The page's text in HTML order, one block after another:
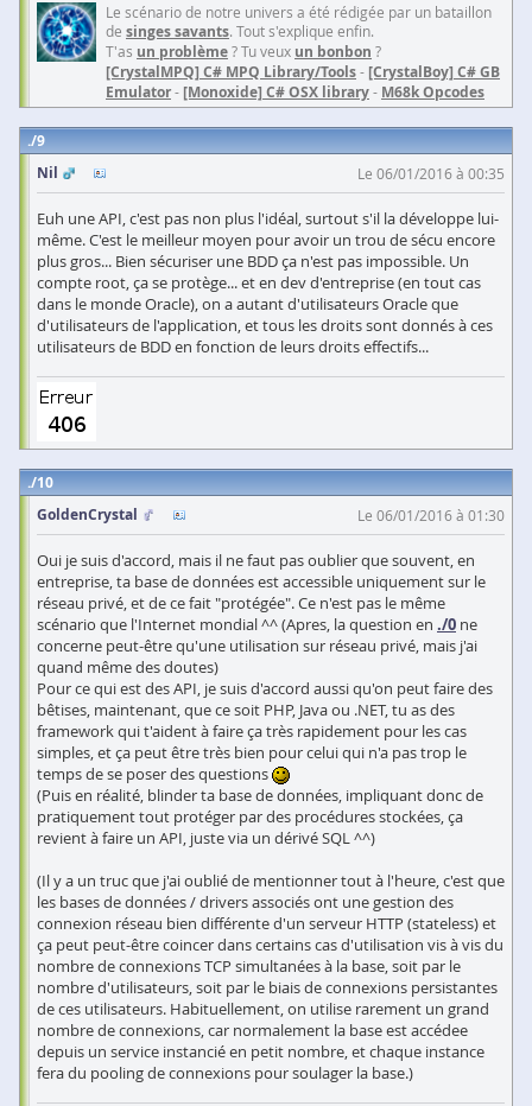
Le scénario de notre univers a été rédigée par un bataillon
de singes savants. Tout s'explique enfin.
T'as un problème? Tu veux un bonbon ?
[CrystalMPQ] C# MPQ Library/Tools- [CrystalBoy] C# GB
Emulator- [Monoxide] C# OSX library- M68k Opcodes
9
Nil
Le 06/01/2016 à 00:35
Euh une API, c'est pas non plus l'idéal, surtout s'il la développe lui-
même. C'est le meilleur moyen pour avoir un trou de sécu encore
plus gros... Bien sécuriser une BDD ça n'est pas impossible. Un
compte root, ça se protège... et en dev d'entreprise (en tout cas
dans le monde Oracle), on a autant d'utilisateurs Oracle que
d'utilisateurs de l'application, et tous les droits sont donnés à ces
utilisateurs de BDD en fonction de leurs droits effectifs...
10
GoldenCrystal
Le 06/01/2016 à 01:30
Oui je suis d'accord, mais il ne faut pas oublier que souvent, en
entreprise, ta base de données est accessible uniquement sur le
réseau privé, et de ce fait "protégée". Ce n'est pas le même
scénario que l'Internet mondial ^^ (Apres, la question en ./0 ne
concerne peut-être qu'une utilisation sur réseau privé, mais j'ai
quand même des doutes)
Pour ce qui est des API, je suis d'accord aussi qu'on peut faire des
bêtises, maintenant, que ce soit PHP, Java ou .NET, tu as des
framework qui t'aident à faire ça très rapidement pour les cas
simples, et ça peut être très bien pour celui qui n'a pas trop le
temps de se poser des questions
(Puis en réalité, blinder ta base de données, impliquant donc de
pratiquement tout protéger par des procédures stockées, ça
revient à faire un API, juste via un dérivé SQL ^^)
(Il y a un truc que j'ai oublié de mentionner tout à l'heure, c'est que
les bases de données / drivers associés ont une gestion des
connexion réseau bien différente d'un serveur HTTP (stateless) et
ça peut peut-être coincer dans certains cas d'utilisation vis à vis du
nombre de connexions TCP simultanées à la base, soit par le
nombre d'utilisateurs, soit par le biais de connexions persistantes
de ces utilisateurs. Habituellement, on utilise rarement un grand
nombre de connexions, car normalement la base est accédee
depuis un service instancié en petit nombre, et chaque instance
fera du pooling de connexions pour soulager la base.)